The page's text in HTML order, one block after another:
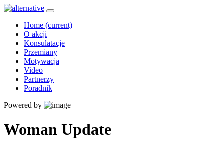
Home (current)
O akcji
Konsulatacje
Przemiany
Motywacja
Video
Partnerzy
Poradnik
Powered by
Woman Update